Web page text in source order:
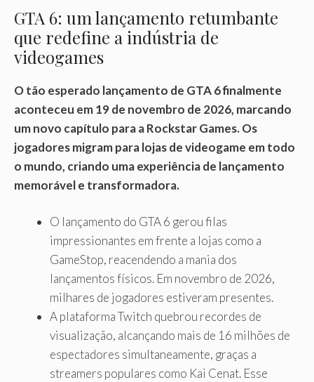
GTA 6: um lançamento retumbante
que redefine a indústria de
videogames
O tão esperado lançamento de GTA 6 finalmente
aconteceu em 19 de novembro de 2026, marcando
um novo capítulo para a Rockstar Games. Os
jogadores migram para lojas de videogame em todo
o mundo, criando uma experiência de lançamento
memorável e transformadora.
O lançamento do GTA 6 gerou filas
impressionantes em frente a lojas como a
GameStop, reacendendo a mania dos
lançamentos físicos. Em novembro de 2026,
milhares de jogadores estiveram presentes.
A plataforma Twitch quebrou recordes de
visualização, alcançando mais de 16 milhões de
espectadores simultaneamente, graças a
streamers populares como Kai Cenat. Esse